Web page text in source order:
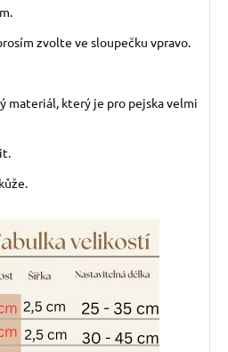
zvolte ve sloupečku vpravo.
materiál, který je pro pejska velmi